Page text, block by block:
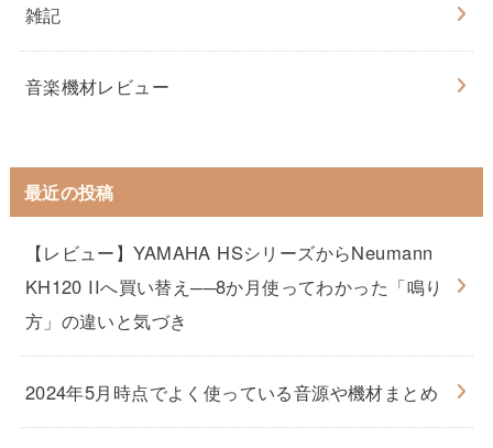
雑記
音楽機材レビュー
最近の投稿
【レビュー】YAMAHA HSシリーズからNeumann
KH120 IIへ買い替え──8か月使ってわかった「鳴り
方」の違いと気づき
2024年5月時点でよく使っている音源や機材まとめ